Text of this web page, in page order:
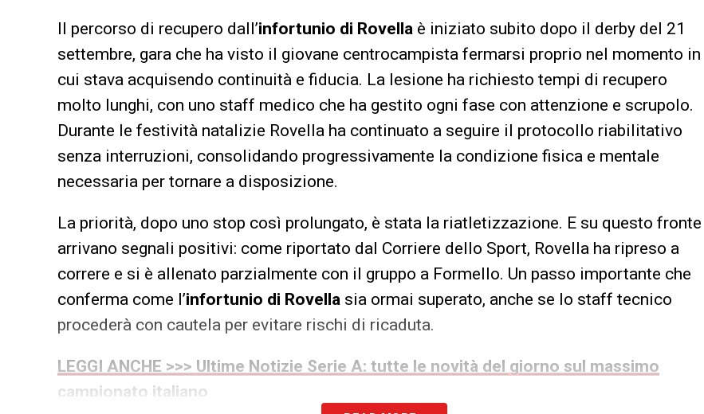
Il percorso di recupero dall’infortunio di Rovella è iniziato subito dopo il derby del 21
settembre, gara che ha visto il giovane centrocampista fermarsi proprio nel momento in
cui stava acquisendo continuità e fiducia. La lesione ha richiesto tempi di recupero
molto lunghi, con uno staff medico che ha gestito ogni fase con attenzione e scrupolo.
Durante le festività natalizie Rovella ha continuato a seguire il protocollo riabilitativo
senza interruzioni, consolidando progressivamente la condizione fisica e mentale
necessaria per tornare a disposizione.
La priorità, dopo uno stop così prolungato, è stata la riatletizzazione. E su questo fronte
arrivano segnali positivi: come riportato dal Corriere dello Sport, Rovella ha ripreso a
correre e si è allenato parzialmente con il gruppo a Formello. Un passo importante che
conferma come l’infortunio di Rovella sia ormai superato, anche se lo staff tecnico
procederà con cautela per evitare rischi di ricaduta.
LEGGI ANCHE >>> Ultime Notizie Serie A: tutte le novità del giorno sul massimo
campionato italiano